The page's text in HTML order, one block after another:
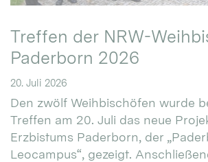
Treffen der NRW-
Paderborn 2026
20. Juli 2026
Den zwölf Weihbischöfen wurde
Treffen am 20. Juli das neue
Erzbistums Paderborn, der
Leocampus“, gezeigt.